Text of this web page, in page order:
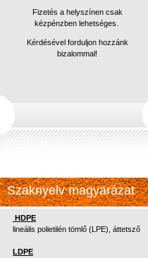
Fizetés a helyszínen csak
kézpénzben lehetséges.
Kérdésével forduljon hozzánk
bizalommal!
Szaknyelv magyarázat
HDPE
lineális polietilén tömlő (LPE), áttetsző
LDPE